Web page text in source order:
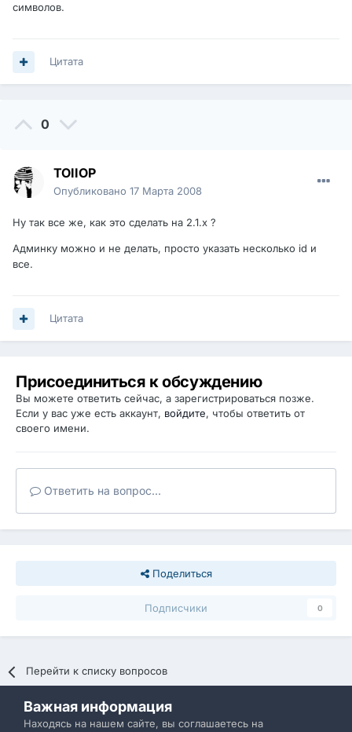
символов.
Цитата
0
TOIIOP
Опубликовано 17 Марта 2008
Ну так все же, как это сделать на 2.1.х ?
Админку можно и не делать, просто указать несколько id и
все.
Цитата
Присоединиться к обсуждению
Вы можете ответить сейчас, а зарегистрироваться позже.
Если у вас уже есть аккаунт, войдите, чтобы ответить от
своего имени.
Ответить на вопрос...
Поделиться
Подписчики 0
Перейти к списку вопросов
Политика конфиденциальности Обратная связь
Важная информация
Находясь на нашем сайте, вы соглашаетесь на